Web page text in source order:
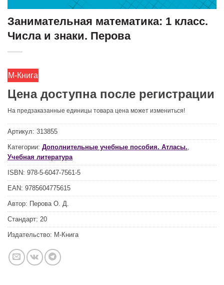
Занимательная математика: 1 класс.
Числа и знаки. Перова
М-Книга
Цена доступна после регистрации
На предзаказанные единицы товара цена может измениться!
Артикул: 313855
Категории: Дополнительные учебные пособия. Атласы.
Учебная литература
ISBN: 978-5-6047-7561-5
EAN: 9785604775615
Автор: Перова О. Д.
Стандарт: 20
Издательство: М-Книга